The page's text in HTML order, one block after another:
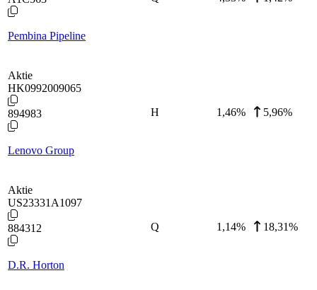
Pembina Pipeline
Aktie
HK0992009065
894983
Lenovo Group
H 1,46% 5,96%
Aktie
US23331A1097
884312
D.R. Horton
Q 1,14% 18,31%